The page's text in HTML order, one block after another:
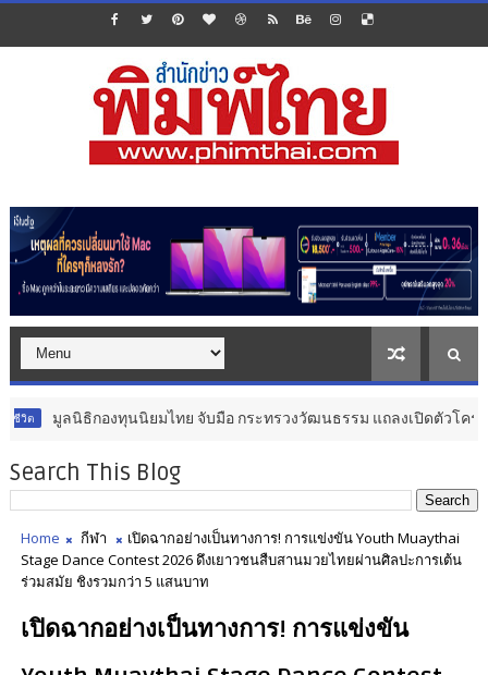
องทุนนิยมไทย จับมือ กระทรวงวัฒนธรรม แถลงเปิดตัวโครงการ ประก
Search This Blog
Home กีฬา
เปิดฉากอย่างเป็นทางการ! การแข่งขัน Youth Muaythai
Stage Dance Contest 2026 ดึงเยาวชนสืบสานมวยไทยผ่านศิลปะการเต้น
ร่วมสมัย ชิงรวมกว่า 5 แสนบาท
เปิดฉากอย่างเป็นทางการ! การแข่งขัน